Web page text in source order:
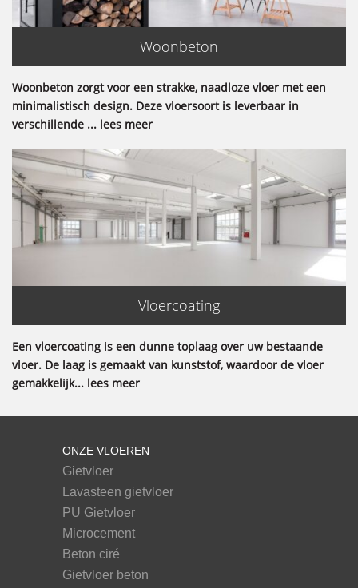
Woonbeton
Woonbeton zorgt voor een strakke, naadloze vloer met een
minimalistisch design. Deze vloersoort is leverbaar in
verschillende ... lees meer
Vloercoating
Een vloercoating is een dunne toplaag over uw bestaande
vloer. De laag is gemaakt van kunststof, waardoor de vloer
gemakkelijk... lees meer
ONZE VLOEREN
Gietvloer
Lavasteen gietvloer
PU Gietvloer
Microcement
Beton ciré
Gietvloer beton